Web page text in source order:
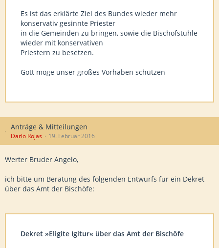
Es ist das erklärte Ziel des Bundes wieder mehr
konservativ gesinnte Priester
in die Gemeinden zu bringen, sowie die Bischofstühle
wieder mit konservativen
Priestern zu besetzen.
Gott möge unser großes Vorhaben schützen
Anträge & Mitteilungen
Dario Rojas 19. Februar 2016
Werter Bruder Angelo,
ich bitte um Beratung des folgenden Entwurfs für ein Dekret
über das Amt der Bischöfe:
Dekret »Eligite Igitur« über das Amt der Bischöfe